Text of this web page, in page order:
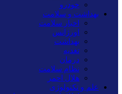
خودرو
بهداشت و سلامت
اخبار سلامت
اورژانس
بهداشت
تغدیه
درمان
نظام سلامت
هلال احمر
علم و تکنولوژی